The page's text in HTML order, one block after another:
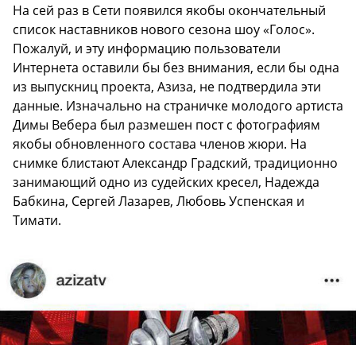
На сей раз в Сети появился якобы окончательный
список наставников нового сезона шоу «Голос».
Пожалуй, и эту информацию пользователи
Интернета оставили бы без внимания, если бы одна
из выпускниц проекта, Азиза, не подтвердила эти
данные. Изначально на страничке молодого артиста
Димы Вебера был размешен пост с фотографиям
якобы обновленного состава членов жюри. На
снимке блистают Александр Градский, традиционно
занимающий одно из судейских кресел, Надежда
Бабкина, Сергей Лазарев, Любовь Успенская и
Тимати.